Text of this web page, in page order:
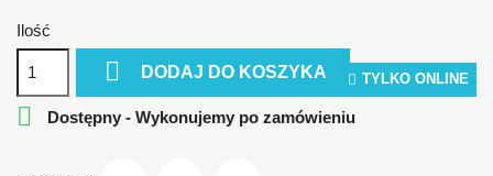
TYLKO ONLINE
Ilość
 DODAJ DO KOSZYKA
 Dostępny - Wykonujemy po zamówieniu